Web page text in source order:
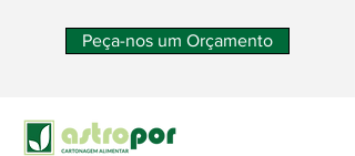
Peça-nos um Orçamento